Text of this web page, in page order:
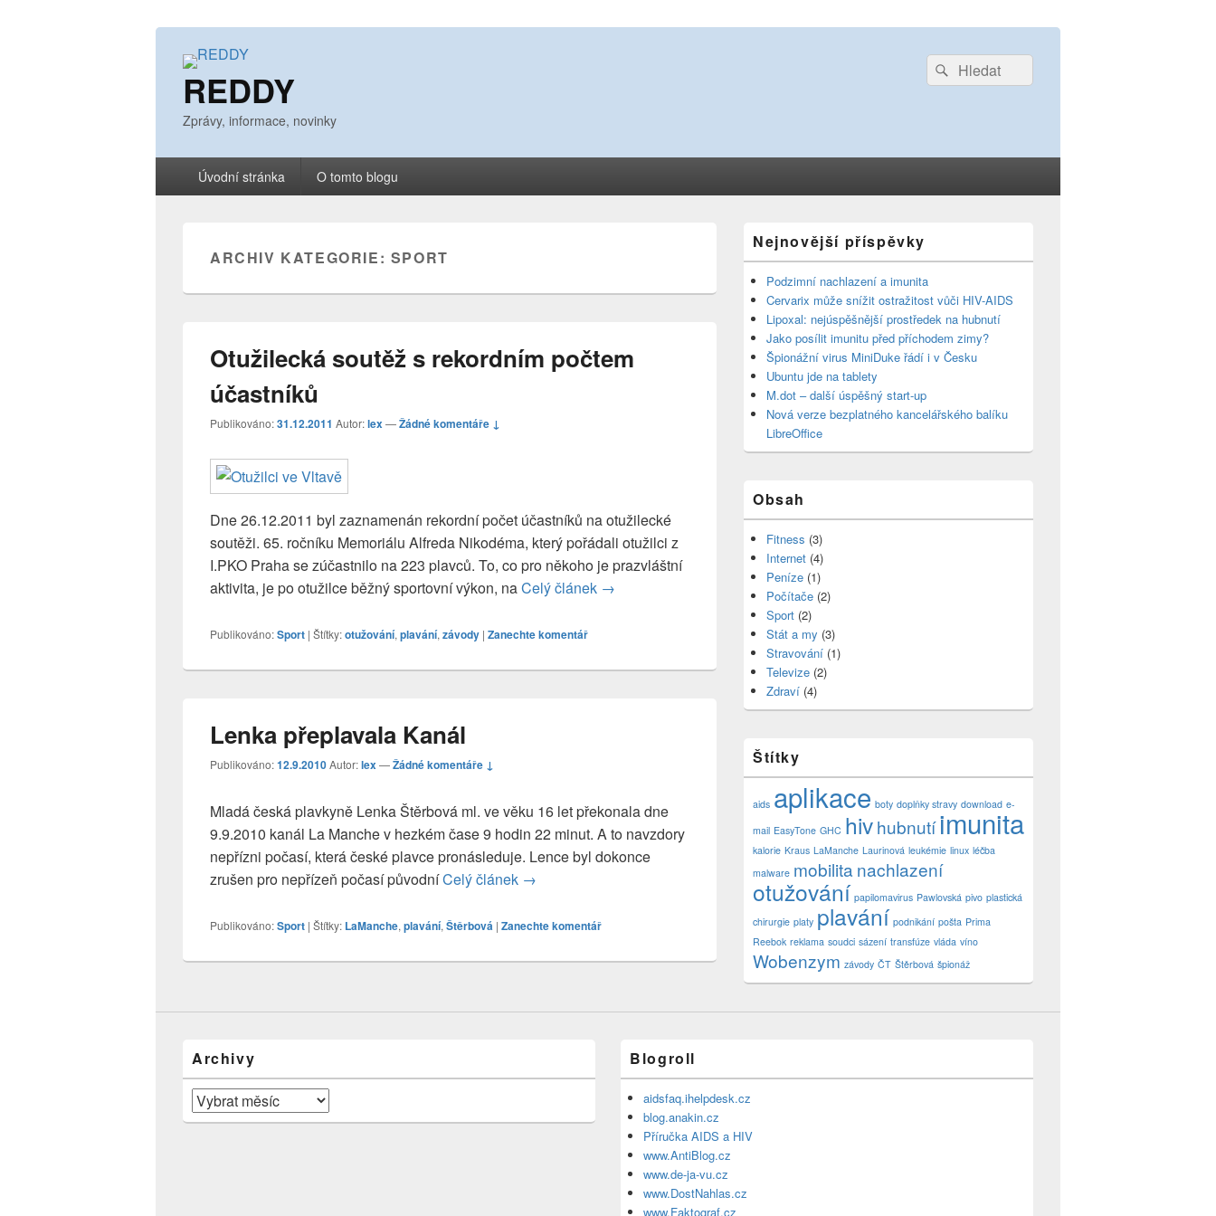
REDDY
Zprávy, informace, novinky
Search
for:
Search
PrimárníÚvodní stránka O tomto blogu
ARCHIV KATEGORIE: SPORT
Otužilecká soutěž s rekordním počtem
účastníků
Publikováno:31.12.2011 Autor:lex—Žádné komentáře ↓
Dne 26.12.2011 byl zaznamenán rekordní počet účastníků na otužilecké
soutěži. 65. ročníku Memoriálu Alfreda Nikodéma, který pořádali otužilci z
I.PKO Praha se zúčastnilo na 223 plavců. To, co pro někoho je prazvláštní
aktivita, je po otužilce běžný sportovní výkon, naCelý článek Otužilecká soutěž s rekordním počtem účastníků
→
Publikováno:Sport | Štítky:otužování, plavání, závody | Zanechte komentář
Lenka přeplavala Kanál
Publikováno:12.9.2010Autor:lex—Žádné komentáře ↓
Mladá česká plavkyně Lenka Štěrbová ml. ve věku 16 let překonala dne
9.9.2010 kanál La Manche v hezkém čase 9 hodin 22 minut. A to navzdory
nepřízni počasí, která české plavce pronásleduje. Lence byl dokonce
zrušen pro nepřízeň počasí původníCelý článek Lenka přeplavala Kanál
→
Publikováno:Sport | Štítky: LaManche, plavání, Štěrbová | Zanechte komentář
Sidebar
Widget
Area
Nejnovější příspěvky
Podzimní nachlazení a imunita
Cervarix může snížit ostražitost vůči HIV-AIDS
Lipoxal: nejúspěšnější prostředek na hubnutí
Jako posílit imunitu před příchodem zimy?
Špionážní virus MiniDuke řádí i v Česku
Ubuntu jde na tablety
M.dot – další úspěšný start-up
Nová verze bezplatného kancelářského balíku
LibreOffice
Obsah
Fitness (3)
Internet (4)
Peníze (1)
Počítače (2)
Sport (2)
Stát a my (3)
Stravování (1)
Televize (2)
Zdraví (4)
Štítky
aids aplikace boty doplňky stravy download e-
mail EasyTone GHC hivhubnutíimunita
kalorie Kraus LaManche Laurinová leukémie linux léčba
malware mobilita nachlazení
otužování papilomavirus Pawlovská pivo plastická
chirurgie platy plavání podnikání pošta Prima
Reebok reklama soudci sázení transfúze vláda víno
Wobenzym závody ČT Štěrbová špionáž
Archivy
Archivy
Blogroll
aidsfaq.ihelpdesk.cz
blog.anakin.cz
Příručka AIDS a HIV
www.AntiBlog.cz
www.de-ja-vu.cz
www.DostNahlas.cz
www.Faktograf.cz